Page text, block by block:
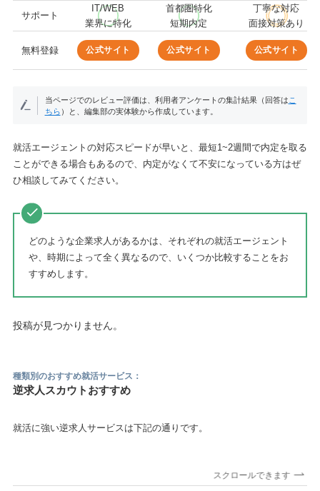
サポート
IT/WEB
業界に特化
首都圏特化
短期内定
丁寧な対応
面接対策あり
無料登録 公式サイト 公式サイト 公式サイト
当ページでのレビュー評価は、利用者アンケートの集計結果（回答は こ
ちら ）と、編集部の実体験から作成しています。
就活エージェントの対応スピードが早いと、最短1~2週間で内定を取る
ことができる場合もあるので、内定がなくて不安になっている方はぜ
ひ相談してみてください。
どのような企業求人があるかは、それぞれの就活エージェント
や、時期によって全く異なるので、いくつか比較することをお
すすめします。
投稿が見つかりません。
種類別のおすすめ就活サービス：
逆求人スカウトおすすめ
就活に強い逆求人サービスは下記の通りです。
スクロールできます